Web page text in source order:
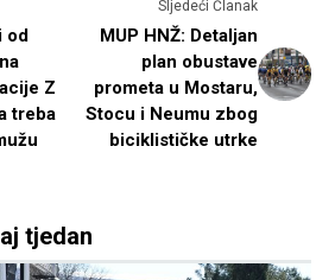
od
Z
treba
Sljedeći Članak
MUP HNŽ: Detaljan
plan obustave
prometa u Mostaru,
Stocu i Neumu zbog
biciklističke utrke
tjedan